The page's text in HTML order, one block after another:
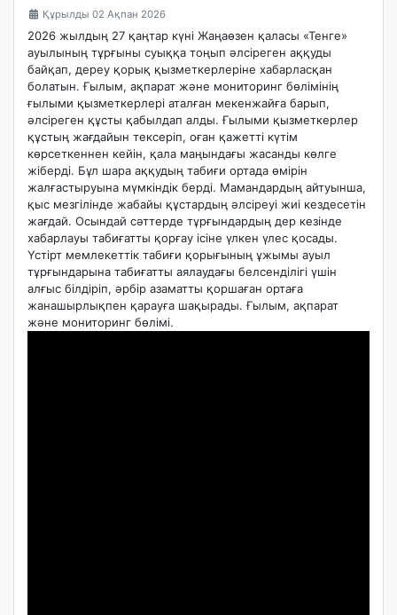
Құрылды 02 Ақпан 2026
2026 жылдың 27 қаңтар күні Жаңаөзен қаласы «Тенге»
ауылының тұрғыны суыққа тоңып әлсіреген аққуды
байқап, дереу қорық қызметкерлеріне хабарласқан
болатын. Ғылым, ақпарат және мониторинг бөлімінің
ғылыми қызметкерлері аталған мекенжайға барып,
әлсіреген құсты қабылдап алды. Ғылыми қызметкерлер
құстың жағдайын тексеріп, оған қажетті күтім
көрсеткеннен кейін, қала маңындағы жасанды көлге
жіберді. Бұл шара аққудың табиғи ортада өмірін
жалғастыруына мүмкіндік берді. Мамандардың айтуынша,
қыс мезгілінде жабайы құстардың әлсіреуі жиі кездесетін
жағдай. Осындай сәттерде тұрғындардың дер кезінде
хабарлауы табиғатты қорғау ісіне үлкен үлес қосады.
Үстірт мемлекеттік табиғи қорығының ұжымы ауыл
тұрғындарына табиғатты аялаудағы белсенділігі үшін
алғыс білдіріп, әрбір азаматты қоршаған ортаға
жанашырлықпен қарауға шақырады. Ғылым, ақпарат
және мониторинг бөлімі.